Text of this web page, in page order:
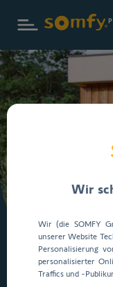
Wir
Wir (die SOMFY
unserer Website
Personalisierung
personalisierter
Traffics und -